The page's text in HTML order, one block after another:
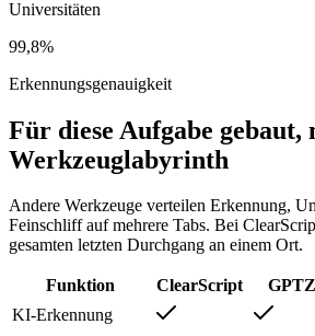
Universitäten
99,8%
Erkennungsgenauigkeit
Für diese Aufgabe gebaut,
Werkzeuglabyrinth
Andere Werkzeuge verteilen Erkennung,
Feinschliff auf mehrere Tabs. Bei
gesamten letzten Durchgang an einem Ort.
Funktion ClearScript
KI-Erkennung